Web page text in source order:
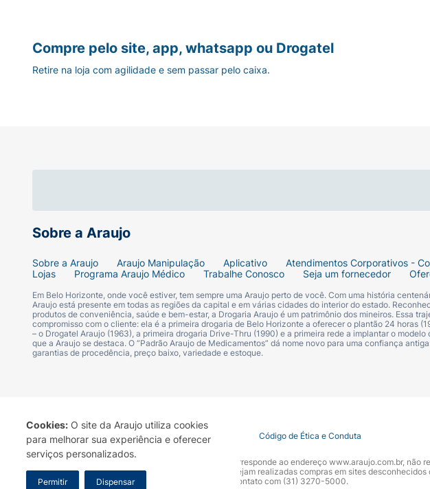
Cookies: O site da Araujo utiliza cookies
para melhorar sua experiência e oferecer
serviços personalizados.
Permitir Dispensar
Os microtensores do refil esticam suavemente
•COMPATIBILIDADE: O refil Gillette Fusion5 é compatível com
Sobre a Araujo
Sobre a Araujo Araujo Manipulação Aplicativo Atendimentos Corporativos -
Lojas
Programa Araujo Médico Trabalhe Conosco Seja um fornecedor
Em Belo Horizonte, onde você estiver, tem sempre uma Araujo perto de você. Com uma história
Araujo está presente em todas as regiões da capital e em várias cidades do interior do estado.
produtos de conveniência, saúde e bem-estar, a Drogaria Araujo é um patrimônio dos mineiros. Essa
compromisso com o cliente: ela é a primeira drogaria de Belo Horizonte a oferecer o plantão 24 horas
– o Drogatel Araujo (1963), a primeira drogaria Drive-Thru (1990) e a primeira rede a implantar o
que a Araujo se destaca. O “Padrão Araujo de Medicamentos” dá nome novo para uma confiança
garantias de procedência, preço baixo, variedade e estoque.
Compre pelo site, app, whatsapp ou Drogatel
Retire na loja com agilidade e sem passar pelo caixa.
Termo de Uso Portal da Privacidade Covid-19 Código de Ética e Conduta
A Drogaria Araujo S/A informa que o seu site oficial corresponde ao endereço www.araujo.com.br,
marca. Para sua segurança recomendamos que não sejam realizadas compras em sites
Araujo S.A. Em caso de dúvidas, gentileza entrar em contato com (31) 3270-5000.